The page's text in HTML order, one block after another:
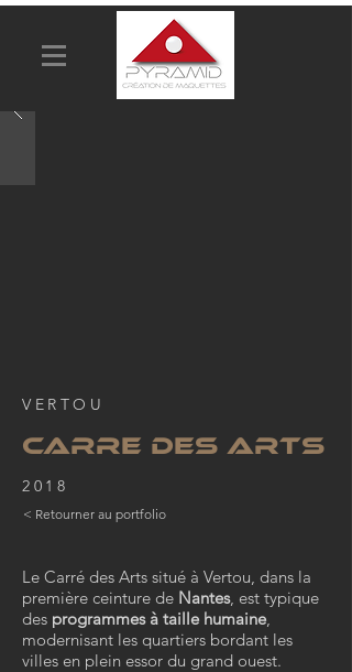
VERTOU
CARRE DES ARTS
2018
< Retourner au portfolio
Le Carré des Arts situé à Vertou, dans la
première ceinture de Nantes, est typique
des programmes à taille humaine,
modernisant les quartiers bordant les
villes en plein essor du grand ouest.